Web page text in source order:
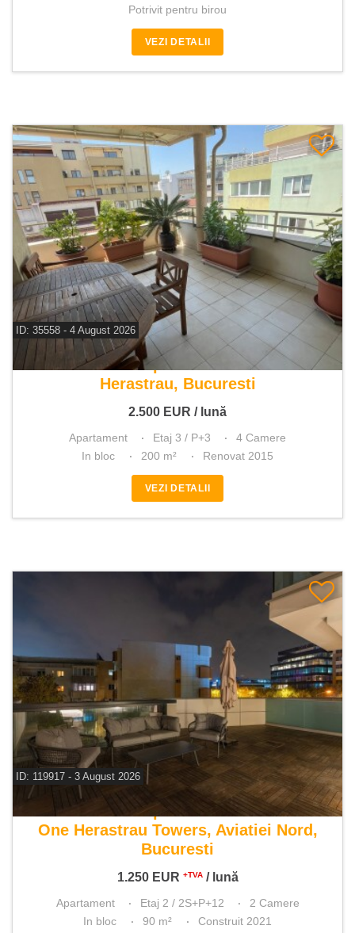
Potrivit pentru birou
VEZI DETALII
ID: 35558 - 4 August 2026
De inchiriat apartament 4 camere
Herastrau, Bucuresti
2.500 EUR / lună
Apartament Etaj 3 / P+3
4 Camere
In bloc
200 m² Renovat 2015
VEZI DETALII
ID: 119917 - 3 August 2026
De inchiriat apartament 2 camere
One Herastrau Towers, Aviatiei Nord,
Bucuresti
1.250 EUR +TVA/ lună
Apartament Etaj 2 / 2S+P+12
2 Camere
In bloc
90 m² Construit 2021